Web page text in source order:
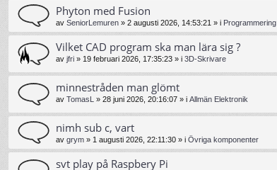
Phyton med Fusion
av SeniorLemuren » 2 augusti 2026, 14:53:21 » i Programmering
Vilket CAD program ska man lära sig ?
av jfri » 19 februari 2026, 17:35:23 » i 3D-Skrivare
minnestråden man glömt
av TomasL » 28 juni 2026, 20:16:07 » i Allmän Elektronik
nimh sub c, vart
av grym » 1 augusti 2026, 22:11:30 » i Övriga komponenter
svt play på Raspbery Pi